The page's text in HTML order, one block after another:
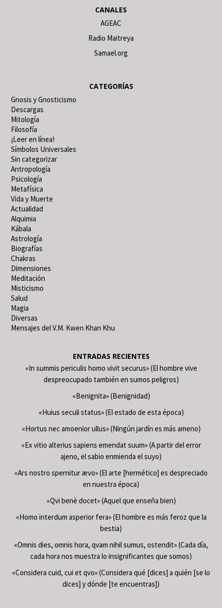
CANALES
AGEAC
Radio Maitreya
Samael.org
CATEGORÍAS
Gnosis y Gnosticismo
Descargas
Mitología
Filosofía
¡Leer en línea!
Símbolos Universales
Sin categorizar
Antropología
Psicología
Metafísica
Vida y Muerte
Actualidad
Alquimia
Kábala
Astrología
Biografías
Chakras
Dimensiones
Meditación
Misticismo
Salud
Magia
Diversas
Mensajes del V.M. Kwen Khan Khu
ENTRADAS RECIENTES
«In summis periculis homo vivit securus» (El hombre vive
despreocupado también en sumos peligros)
«Benignita» (Benignidad)
«Huius seculi status» (El estado de esta época)
«Hortus nec amoenior ullus» (Ningún jardín es más ameno)
«Ex vitio alterius sapiens emendat suum» (A partir del error
ajeno, el sabio enmienda el suyo)
«Ars nostro spernitur ævo» (El arte [hermético] es despreciado
en nuestra época)
«Qvi benè docet» (Aquel que enseña bien)
«Homo interdum asperior fera» (El hombre es más feroz que la
bestia)
«Omnis dies, omnis hora, qvam nihil sumus, ostendit» (Cada día,
cada hora nos muestra lo insignificantes que somos)
«Considera cuid, cui et qvo» (Considera qué [dices] a quién [se lo
dices] y dónde [te encuentras])